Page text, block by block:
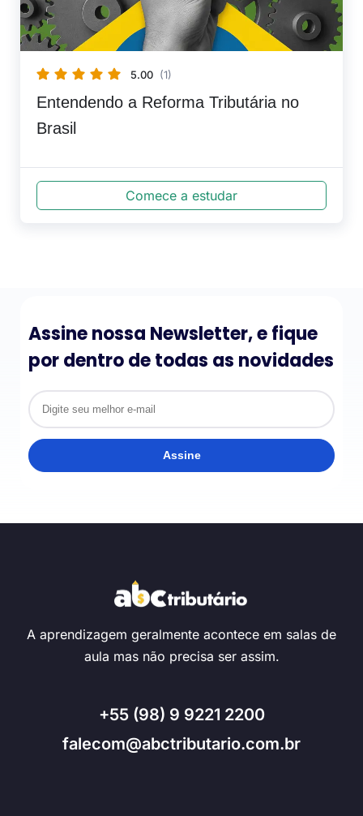
5.00 (1)
Entendendo a Reforma Tributária no
Brasil
Comece a estudar
Assine nossa Newsletter, e fique
por dentro de todas as novidades
A aprendizagem geralmente acontece em salas de
aula mas não precisa ser assim.
+55 (98) 9 9221 2200
falecom@abctributario.com.br